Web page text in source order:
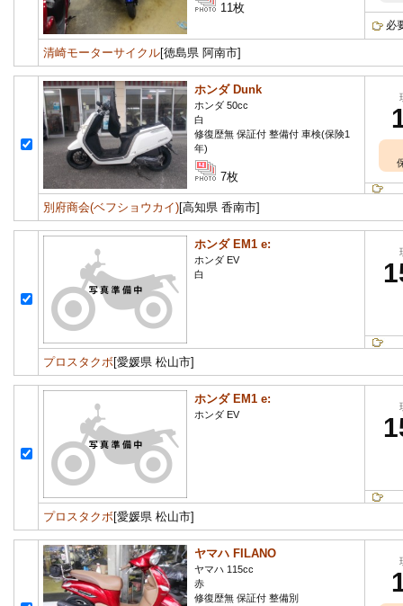
11枚
必
清崎モーターサイクル[徳島県 阿南市]
ホンダ Dunk
ホンダ 50cc
白
修復歴無 保証付 整備付 車検(保険1
年)
7枚
別府商会(ベフショウカイ)[高知県 香南市]
ホンダ EM1 e:
ホンダ EV
白
プロスタクボ[愛媛県 松山市]
ホンダ EM1 e:
ホンダ EV
プロスタクボ[愛媛県 松山市]
ヤマハ FILANO
ヤマハ 115cc
赤
修復歴無 保証付 整備別